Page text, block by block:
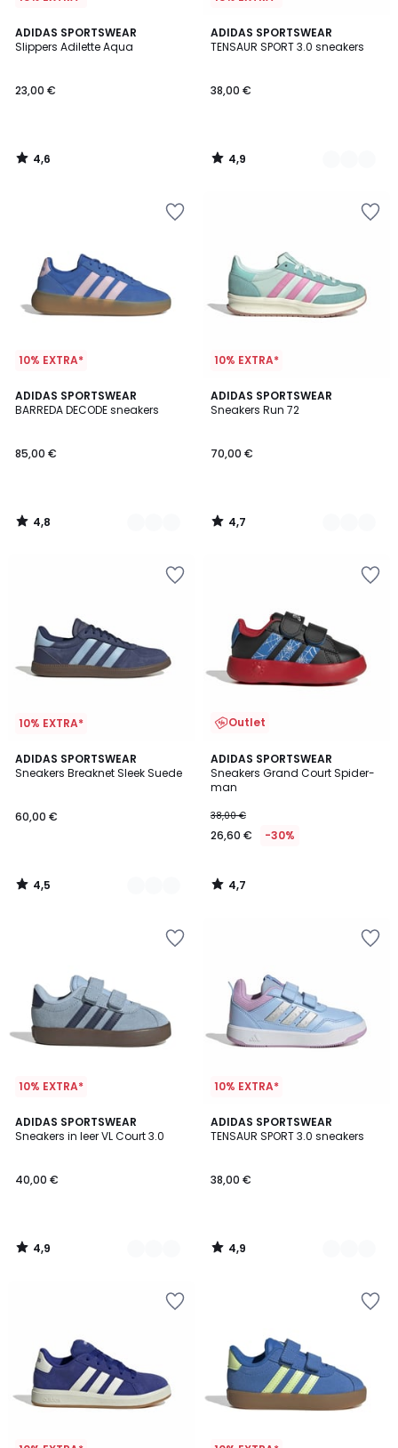
ADIDAS SPORTSWEAR
Slippers Adilette Aqua
23,00 €
4,6
/ 5
4,6
/
ADIDAS SPORTSWEAR
TENSAUR SPORT 3.0 sneakers
38,00 €
4,9
/ 5
5
Kleuren
4,9
/
10% EXTRA*
ADIDAS SPORTSWEAR
BARREDA DECODE sneakers
85,00 €
4,8
/ 5
3
Kleuren
4,8
/
10% EXTRA*
ADIDAS SPORTSWEAR
Sneakers Run 72
70,00 €
4,7
/ 5
5
Kleuren
4,7
/
10% EXTRA*
ADIDAS SPORTSWEAR
Sneakers Breaknet Sleek Suede
60,00 €
4,5
/ 5
6
Kleuren
4,5
/
Outlet
ADIDAS SPORTSWEAR
Sneakers Grand Court Spider-
man
38,00 €
26,60 € -30%
4,7
/ 5
4,7
/
10% EXTRA*
ADIDAS SPORTSWEAR
Sneakers in leer VL Court 3.0
40,00 €
4,9
/ 5
3
Kleuren
4,9
/
10% EXTRA*
ADIDAS SPORTSWEAR
TENSAUR SPORT 3.0 sneakers
38,00 €
4,9
/ 5
2
Kleuren
4,9
/